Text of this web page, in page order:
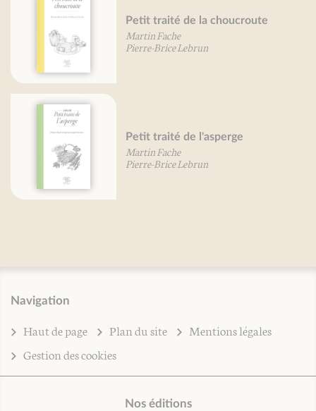
de la choucroute
de l'asperge
Petit traité
Navigation
Haut de page Plan du site
Mentions légales
Gestion des cookies
Nos éditions